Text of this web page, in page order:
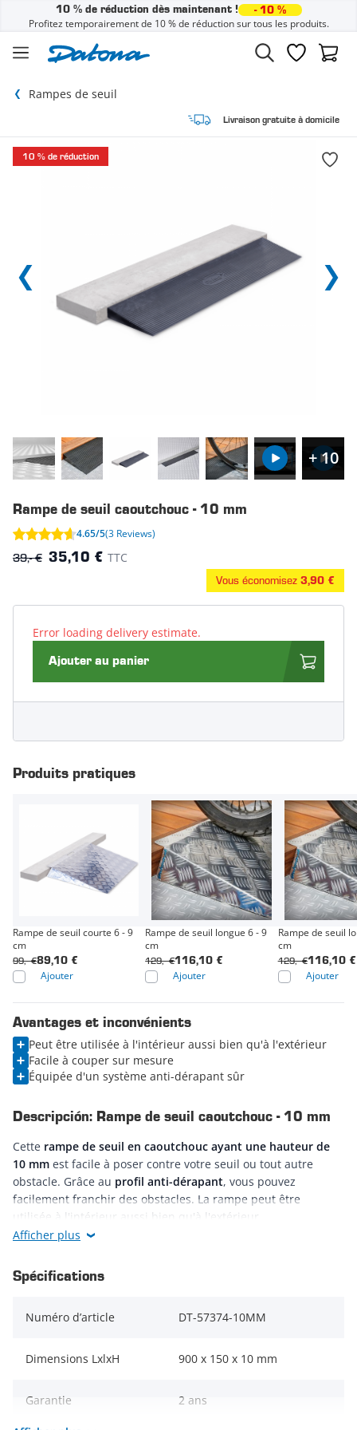
10 % de réduction dès maintenant ! - 10 %
Profitez temporairement de 10 % de réduction sur tous les produits.
Liste dePanier
Rampes de seuil
Livraison gratuite à domicile
10 % de réduction
+ 10
Rampe de seuil caoutchouc - 10 mm
4.65/5(3 Reviews)
39,- € 35,10 € TTC
Vous économisez 3,90 €
Error loading delivery estimate.
Ajouter au panier
Produits pratiques
Rampe de seuil courte 6 - 9
cm
89,10 €
99,- €
Ajouter
Rampe de seuil longue 6 - 9
cm
116,10 €
129,- €
Ajouter
Rampe de seuil
cm
116,10 €
129,- €
Ajouter
Avantages et inconvénients
Peut être utilisée à l'intérieur aussi bien qu'à l'extérieur
Facile à couper sur mesure
Équipée d'un système anti-dérapant sûr
Descripción: Rampe de seuil caoutchouc - 10 mm
Cette rampe de seuil en caoutchouc ayant une hauteur de
10 mm est facile à poser contre votre seuil ou tout autre
obstacle. Grâce au profil anti-dérapant, vous pouvez
facilement franchir des obstacles. La rampe peut être
utilisée à l'intérieur aussi bien qu'à l'extérieur.
nécessaire d'effectuer des ajustements radicaux à l'intérieur
la rampe de seuil où vous le souhaitez, par exemple contre
le seuil de porte de balcon, etc.
qu'elle est
peut également être coupée à
Afficher plus
Spécifications
Numéro d’article DT-57374-10MM
Dimensions LxlxH 900 x 150 x 10 mm
Garantie 2 ans